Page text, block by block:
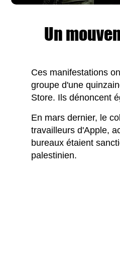
Un
Ces manifestations
groupe d'une
Store. Ils dénoncent
En mars dernier, le
travailleurs d'Apple,
bureaux étaient
palestinien.